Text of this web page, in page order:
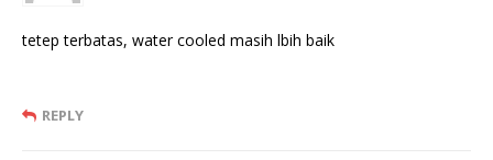
tetep terbatas, water cooled masih lbih baik
REPLY